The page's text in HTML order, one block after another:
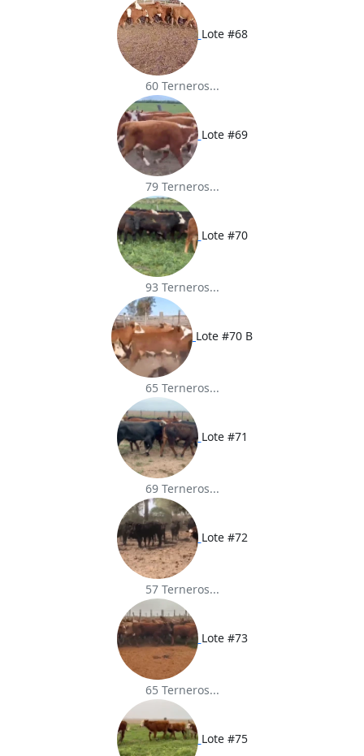
Lote #68
60 Terneros...
Lote #69
79 Terneros...
Lote #70
93 Terneros...
Lote #70 B
65 Terneros...
Lote #71
69 Terneros...
Lote #72
57 Terneros...
Lote #73
65 Terneros...
Lote #75